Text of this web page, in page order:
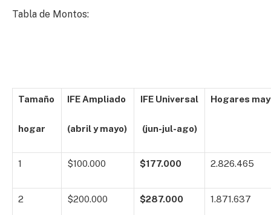
Tabla de Montos:
Tamaño
hogar
IFE Ampliado
(abril y mayo)
IFE Universal
(jun-jul-ago)
Hogares
1 $100.000 $177.000 2.826.465
2 $200.000 $287.000 1.871.637